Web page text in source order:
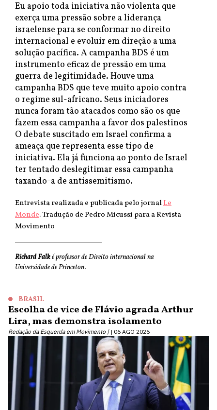
Eu apoio toda iniciativa não violenta que
exerça uma pressão sobre a liderança
israelense para se conformar no direito
internacional e evoluir em direção a uma
solução pacífica. A campanha BDS é um
instrumento eficaz de pressão em uma
guerra de legitimidade. Houve uma
campanha BDS que teve muito apoio contra
o regime sul-africano. Seus iniciadores
nunca foram tão atacados como são os que
fazem essa campanha a favor dos palestinos
O debate suscitado em Israel confirma a
ameaça que representa esse tipo de
iniciativa. Ela já funciona ao ponto de Israel
ter tentado deslegitimar essa campanha
taxando-a de antissemitismo.
Entrevista realizada e publicada pelo jornalLe
Monde. Tradução de Pedro Micussi para a Revista
Movimento
Richard Falké professor de Direito internacional na
Universidade de Princeton.
BRASIL
Escolha de vice de Flávio agrada Arthur
Lira, mas demonstra isolamento
Redação da Esquerda em Movimento | 06 AGO 2026